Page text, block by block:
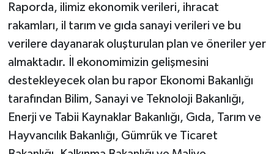
Raporda, ilimiz ekonomik verileri, ihracat
rakamları, il tarım ve gıda sanayi verileri ve bu
verilere dayanarak oluşturulan plan ve öneriler yer
almaktadır. İl ekonomimizin gelişmesini
destekleyecek olan bu rapor Ekonomi Bakanlığı
tarafından Bilim, Sanayi ve Teknoloji Bakanlığı,
Enerji ve Tabii Kaynaklar Bakanlığı, Gıda, Tarım ve
Hayvancılık Bakanlığı, Gümrük ve Ticaret